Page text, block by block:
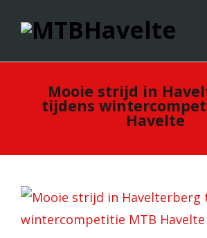
Mooie strijd in
tijdens
Havelte